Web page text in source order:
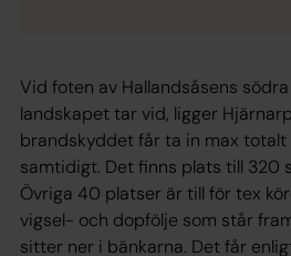
Vid foten av Hallandsåsens
landskapet tar vid, ligger
brandskyddet får ta in max
samtidigt. Det finns plats till 320
Övriga 40 platser är till för tex
vigsel- och dopfölje som står
sitter ner i bänkarna. Det får